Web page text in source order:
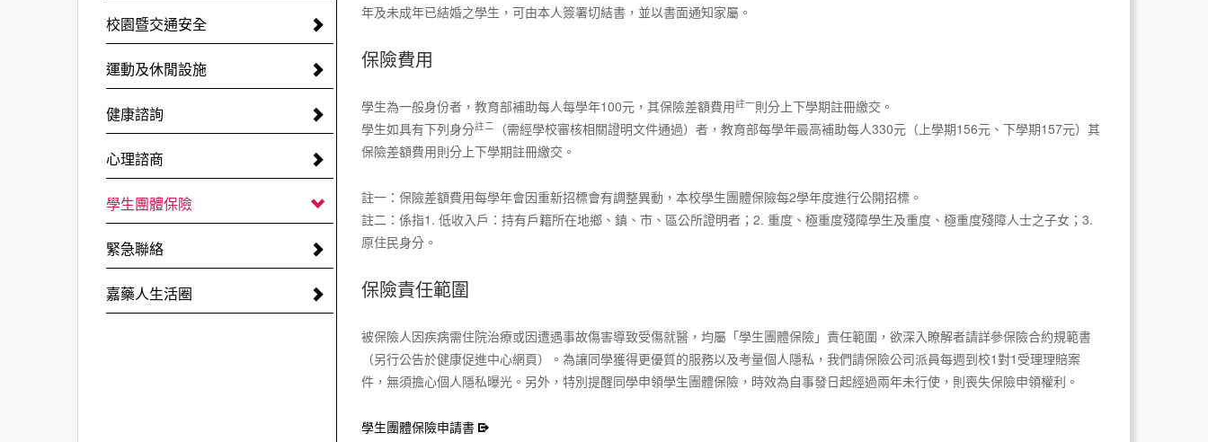
校園暨交通安全
運動及休閒設施
健康諮詢
心理諮商
學生團體保險
緊急聯絡
嘉藥人生活圈
年及未成年已結婚之學生，可由本人簽署切結書，並以書面通知家屬。
保險費用
學生為一般身份者，教育部補助每人每學年100元，其保險差額費用註一則分上下學期註冊繳交。
學生如具有下列身分註二
（需經學校審核相關證明文件通過）者，教育部每學年最高補助每人330元（上學期156元、下學期157元）其
保險差額費用則分上下學期註冊繳交。
註一：保險差額費用每學年會因重新招標會有調整異動，本校學生團體保險每2學年度進行公開招標。
註二：係指1. 低收入戶：持有戶籍所在地鄉、鎮、市、區公所證明者；2. 重度、極重度殘障學生及重度、極重度殘障人士之子女；3.
原住民身分。
保險責任範圍
被保險人因疾病需住院治療或因遭遇事故傷害導致受傷就醫，均屬「學生團體保險」責任範圍，欲深入瞭解者請詳參保險合約規範書
（另行公告於健康促進中心網頁）。為讓同學獲得更優質的服務以及考量個人隱私，我們請保險公司派員每週到校1對1受理理賠案
件，無須擔心個人隱私曝光。另外，特別提醒同學申領學生團體保險，時效為自事發日起經過兩年未行使，則喪失保險申領權利。
學生團體保險申請書